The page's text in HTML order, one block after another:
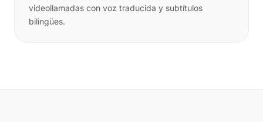
videollamadas con voz traducida y subtítulos
bilingües.